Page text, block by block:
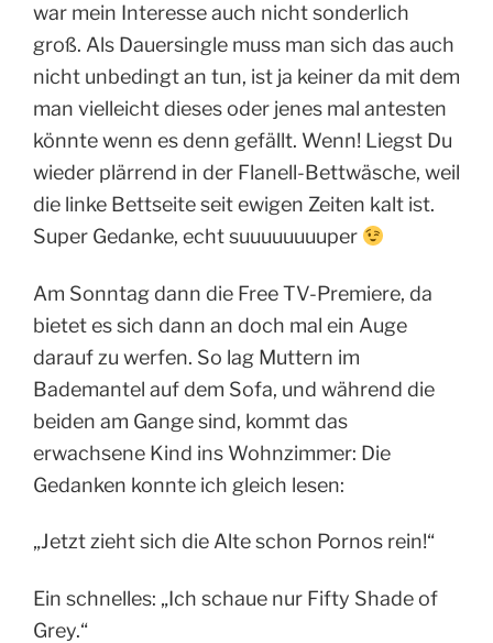
war mein Interesse auch nicht sonderlich
groß. Als Dauersingle muss man sich das auch
nicht unbedingt an tun, ist ja keiner da mit dem
man vielleicht dieses oder jenes mal antesten
könnte wenn es denn gefällt. Wenn! Liegst Du
wieder plärrend in der Flanell-Bettwäsche, weil
die linke Bettseite seit ewigen Zeiten kalt ist.
Super Gedanke, echt suuuuuuuuper
Am Sonntag dann die Free TV-Premiere, da
bietet es sich dann an doch mal ein Auge
darauf zu werfen. So lag Muttern im
Bademantel auf dem Sofa, und während die
beiden am Gange sind, kommt das
erwachsene Kind ins Wohnzimmer: Die
Gedanken konnte ich gleich lesen:
„Jetzt zieht sich die Alte schon Pornos rein!“
Ein schnelles: „Ich schaue nur Fifty Shade of
Grey.“